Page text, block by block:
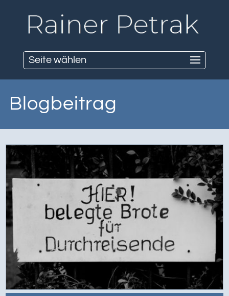
Seite wählen
Blogbeitrag